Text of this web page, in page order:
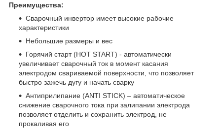
Преимущества:
Сварочный инвертор имеет высокие рабочие
характеристики
Небольшие размеры и вес
Горячий старт (HOT START) - автоматически
увеличивает сварочный ток в момент касания
электродом свариваемой поверхности, что позволяет
быстро зажечь дугу и начать сварку
Антиприлипание (ANTI STICK) – автоматическое
снижение сварочного тока при залипании электрода
позволяет отделить и сохранить электрод, не
прокаливая его